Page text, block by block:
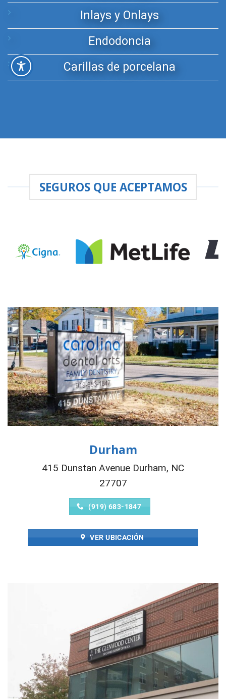
Inlays y Onlays
Endodoncia
Carillas de porcelana
SEGUROS QUE ACEPTAMOS
Durham
415 Dunstan Avenue Durham, NC
27707
(919) 683-1847
VER UBICACIÓN